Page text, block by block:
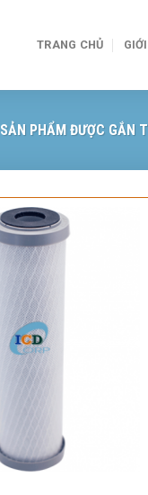
TRANG CHỦ
SẢN PHẨM ĐƯỢC GẮN